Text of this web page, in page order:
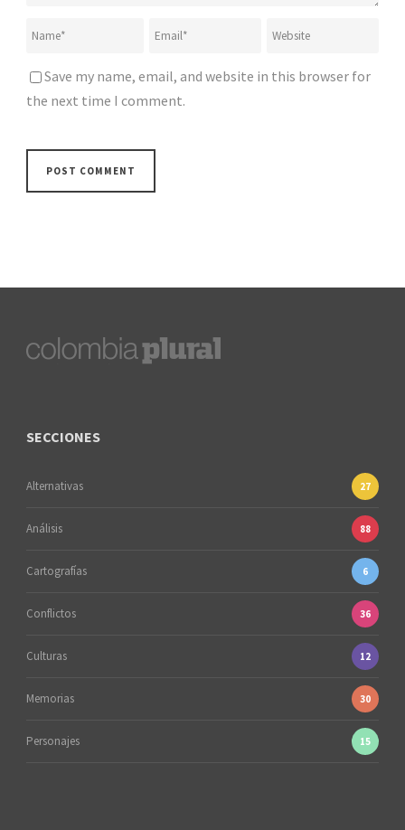
Save my name, email, and website in this browser for
the next time I comment.
SECCIONES
Alternativas 27
Análisis 88
Cartografías 6
Conflictos 36
Culturas 12
Memorias 30
Personajes 15